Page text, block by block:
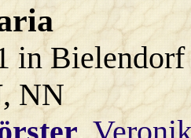
in Bielendorf
, NN